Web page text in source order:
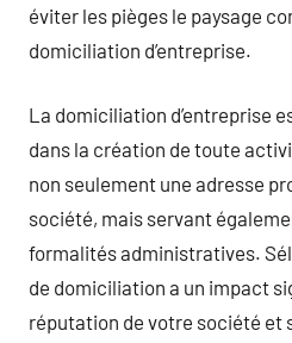
éviter les pièges le paysage
domiciliation d’entreprise.
La domiciliation d’entreprise
dans la création de toute
non seulement une adresse
société, mais servant
formalités administratives.
de domiciliation a un impact
réputation de votre société et